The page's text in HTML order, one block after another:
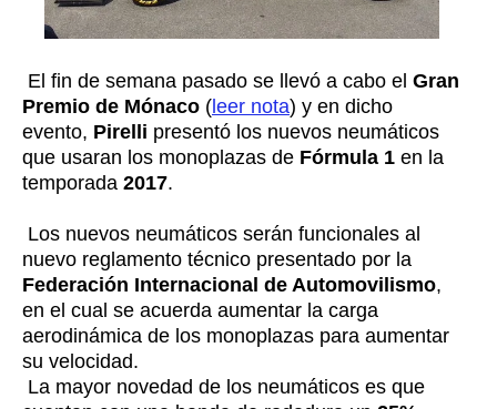
El fin de semana pasado se llevó a cabo el Gran
Premio de Mónaco ( leer nota) y en dicho
evento, Pirelli presentó los nuevos neumáticos
que usaran los monoplazas de Fórmula 1 en la
temporada 2017.
Los nuevos neumáticos serán funcionales al
nuevo reglamento técnico presentado por la
Federación Internacional de Automovilismo,
en el cual se acuerda aumentar la carga
aerodinámica de los monoplazas para aumentar
su velocidad.
La mayor novedad de los neumáticos es que